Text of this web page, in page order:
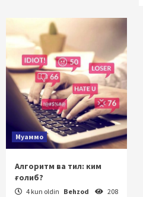
Муаммо
Алгоритм ва тил: ким
ғолиб?
4 kun oldin Behzod 208